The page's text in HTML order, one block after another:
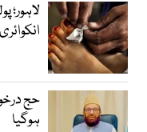
حج
ہوگیا